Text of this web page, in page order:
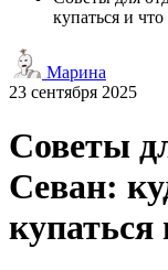
купаться и что
Марина
23 сентября 2025
Советы
Севан:
купаться